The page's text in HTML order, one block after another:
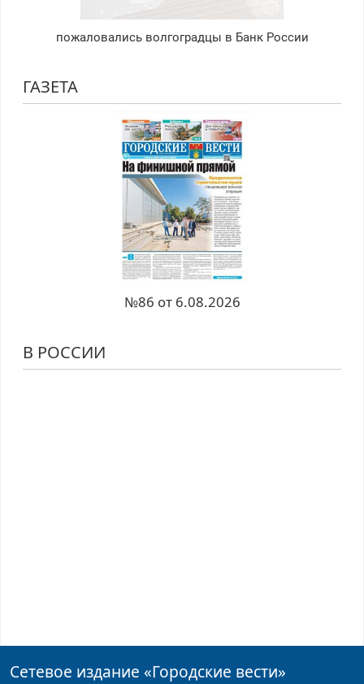
пожаловались волгоградцы в Банк России
ГАЗЕТА
№86 от 6.08.2026
В РОССИИ
Сетевое издание «Городские вести»